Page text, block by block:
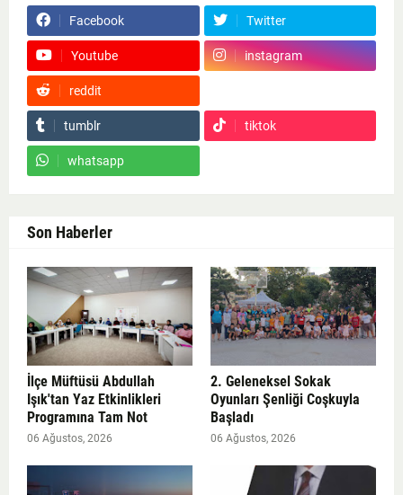
Facebook Twitter
Youtube instagram
reddit
tumblr tiktok
whatsapp
Son Haberler
İlçe Müftüsü Abdullah
Işık'tan Yaz Etkinlikleri
Programına Tam Not
06 Ağustos, 2026
2. Geleneksel Sokak
Oyunları Şenliği Coşkuyla
Başladı
06 Ağustos, 2026